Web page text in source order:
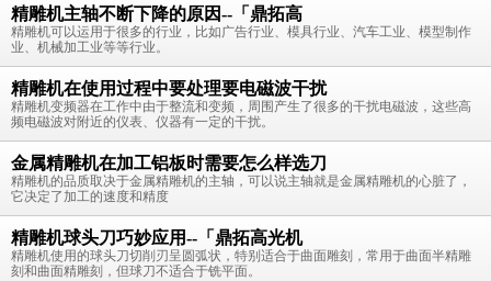
精雕机主轴不断下降的原因--「鼎拓高
精雕机可以运用于很多的行业，比如广告行业、模具行业、汽车工业、模型制作
业、机械加工业等等行业。
精雕机在使用过程中要处理要电磁波干扰
精雕机变频器在工作中由于整流和变频，周围产生了很多的干扰电磁波，这些高
频电磁波对附近的仪表、仪器有一定的干扰。
金属精雕机在加工铝板时需要怎么样选刀
精雕机的品质取决于金属精雕机的主轴，可以说主轴就是金属精雕机的心脏了，
它决定了加工的速度和精度
精雕机球头刀巧妙应用--「鼎拓高光机
精雕机使用的球头刀切削刃呈圆弧状，特别适合于曲面雕刻，常用于曲面半精雕
刻和曲面精雕刻，但球刀不适合于铣平面。